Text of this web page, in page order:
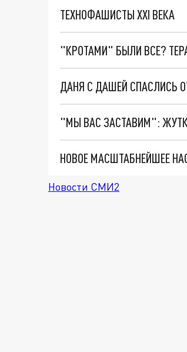
ТЕХНОФАШИСТЫ XXI ВЕКА
"КРОТАМИ" БЫЛИ ВСЕ?
ДАНЯ С ДАШЕЙ СПАСЛИСЬ
Новости СМИ2